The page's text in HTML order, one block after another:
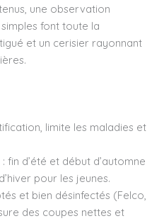
une observation
font toute la
et un cerisier rayonnant
limite les maladies et
fin d’été et début d’automne
pour les jeunes.
et bien désinfectés (Felco,
des coupes nettes et